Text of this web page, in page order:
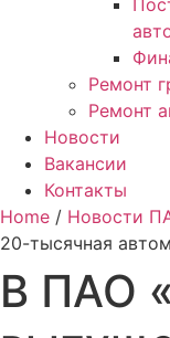
Ремонт
Ремонт
Новости
Вакансии
Контакты
Home / Новости
20-тысячная
В ПАО